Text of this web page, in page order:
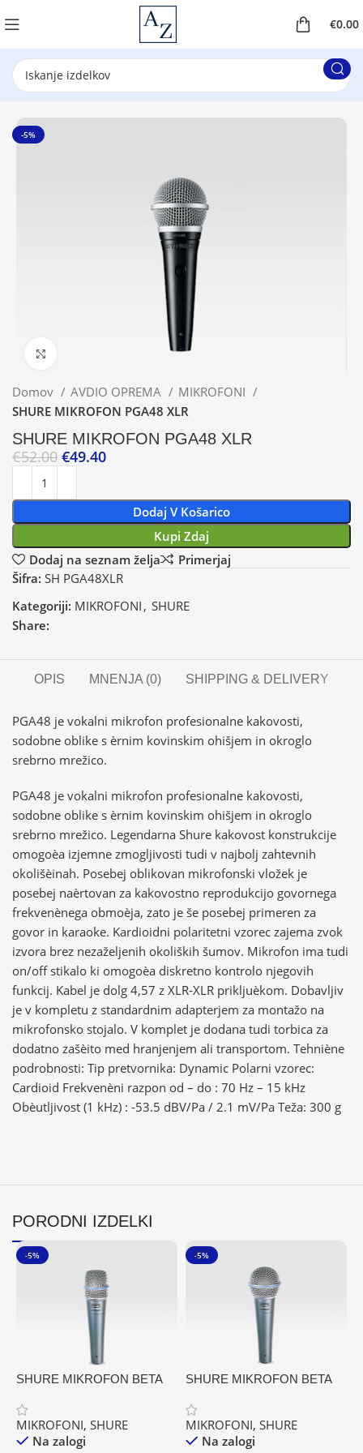
€0.00
-5%
Domov AVDIO OPREMA
MIKROFONI
SHURE MIKROFON PGA48 XLR
SHURE MIKROFON PGA48 XLR
€52.00 €49.40
Dodaj V Košarico
Kupi Zdaj
Dodaj na seznam želja
Primerjaj
Šifra: SH PGA48XLR
Kategoriji: MIKROFONI , SHURE
Share:
OPIS MNENJA (0) SHIPPING & DELIVERY
PGA48 je vokalni mikrofon profesionalne kakovosti,
sodobne oblike s èrnim kovinskim ohišjem in okroglo
srebrno mrežico.
PGA48 je vokalni mikrofon profesionalne kakovosti,
sodobne oblike s èrnim kovinskim ohišjem in okroglo
srebrno mrežico. Legendarna Shure kakovost konstrukcije
omogoèa izjemne zmogljivosti tudi v najbolj zahtevnih
okolišèinah. Posebej oblikovan mikrofonski vložek je
posebej naèrtovan za kakovostno reprodukcijo govornega
frekvenènega obmoèja, zato je še posebej primeren za
govor in karaoke. Kardioidni polaritetni vzorec zajema zvok
izvora brez nezaželjenih okoliških šumov. Mikrofon ima tudi
on/off stikalo ki omogoèa diskretno kontrolo njegovih
funkcij. Kabel je dolg 4,57 z XLR-XLR prikljuèkom. Dobavljiv
je v kompletu z standardnim adapterjem za montažo na
mikrofonsko stojalo. V komplet je dodana tudi torbica za
dodatno zašèito med hranjenjem ali transportom. Tehniène
podrobnosti: Tip pretvornika: Dynamic Polarni vzorec:
Cardioid Frekvenèni razpon od – do : 70 Hz – 15 kHz
Obèutljivost (1 kHz) : -53.5 dBV/Pa / 2.1 mV/Pa Teža: 300 g
PORODNI IZDELKI
-5%
SHURE MIKROFON BETA
MIKROFONI,SHURE
Na zalogi
-5%
SHURE MIKROFON BETA
MIKROFONI, SHURE
Na zalogi